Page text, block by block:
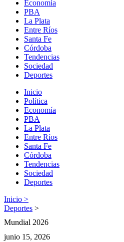
Economía
PBA
La Plata
Entre Ríos
Santa Fe
Córdoba
Tendencias
Sociedad
Deportes
Inicio
Política
Economía
PBA
La Plata
Entre Ríos
Santa Fe
Córdoba
Tendencias
Sociedad
Deportes
Inicio >
Deportes >
Mundial 2026
junio 15, 2026